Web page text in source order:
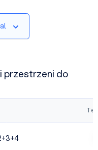
przestrzeni do